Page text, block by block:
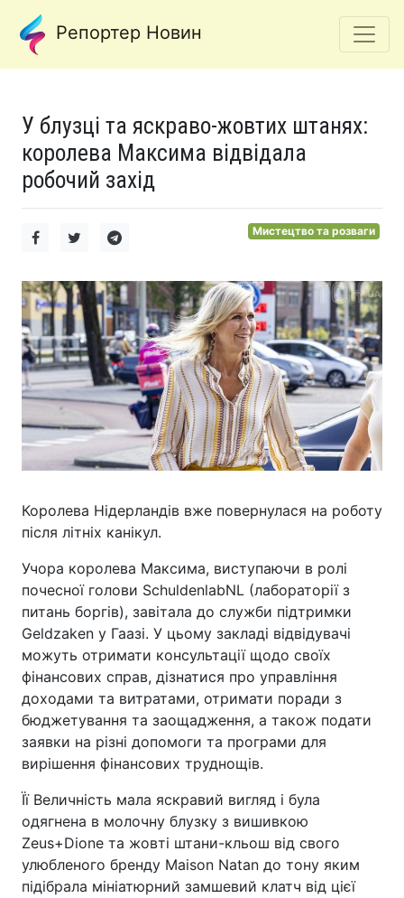
Репортер Новин
У блузці та яскраво-жовтих штанях:
королева Максима відвідала
робочий захід
Мистецтво та розваги
Королева Нідерландів вже повернулася на роботу
після літніх канікул.
Учора королева Максима, виступаючи в ролі
почесної голови SchuldenlabNL (лабораторії з
питань боргів), завітала до служби підтримки
Geldzaken у Гаазі. У цьому закладі відвідувачі
можуть отримати консультації щодо своїх
фінансових справ, дізнатися про управління
доходами та витратами, отримати поради з
бюджетування та заощадження, а також подати
заявки на різні допомоги та програми для
вирішення фінансових труднощів.
Її Величність мала яскравий вигляд і була
одягнена в молочну блузку з вишивкою
Zeus+Dione та жовті штани-кльош від свого
улюбленого бренду Maison Natan до тону яким
підібрала мініатюрний замшевий клатч від цієї